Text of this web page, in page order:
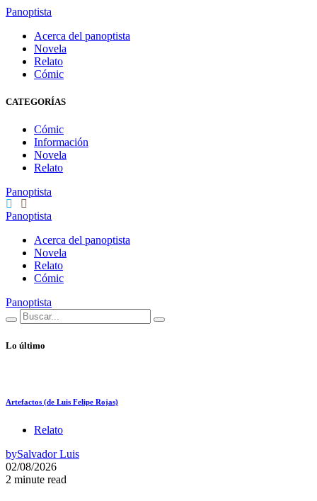
Panoptista
Acerca del panoptista
Novela
Relato
Cómic
CATEGORÍAS
Cómic
Información
Novela
Relato
Panoptista
Panoptista
Acerca del panoptista
Novela
Relato
Cómic
Panoptista
Lo último
Artefactos (de Luis Felipe Rojas)
Relato
bySalvador Luis
02/08/2026
2 minute read